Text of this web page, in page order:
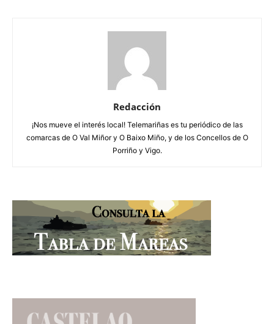
Redacción
¡Nos mueve el interés local! Telemariñas es tu periódico de las
comarcas de O Val Miñor y O Baixo Miño, y de los Concellos de O
Porriño y Vigo.